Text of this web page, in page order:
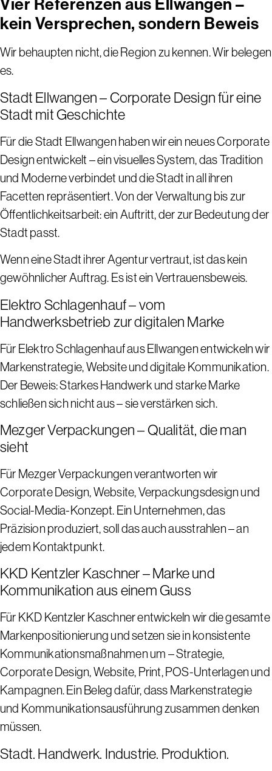
Vier Referenzen aus Ellwangen –
kein Versprechen, sondern Beweis
Wir behaupten nicht, die Region zu kennen. Wir belegen
es.
Stadt Ellwangen – Corporate Design für eine
Stadt mit Geschichte
Für die Stadt Ellwangen haben wir ein neues Corporate
Design entwickelt – ein visuelles System, das Tradition
und Moderne verbindet und die Stadt in all ihren
Facetten repräsentiert. Von der Verwaltung bis zur
Öffentlichkeitsarbeit: ein Auftritt, der zur Bedeutung der
Stadt passt.
Wenn eine Stadt ihrer Agentur vertraut, ist das kein
gewöhnlicher Auftrag. Es ist ein Vertrauensbeweis.
Elektro Schlagenhauf – vom
Handwerksbetrieb zur digitalen Marke
Für Elektro Schlagenhauf aus Ellwangen entwickeln wir
Markenstrategie, Website und digitale Kommunikation.
Der Beweis: Starkes Handwerk und starke Marke
schließen sich nicht aus – sie verstärken sich.
Mezger Verpackungen – Qualität, die man
sieht
Für Mezger Verpackungen verantworten wir
Corporate Design, Website, Verpackungsdesign und
Social-Media-Konzept. Ein Unternehmen, das
Präzision produziert, soll das auch ausstrahlen – an
jedem Kontaktpunkt.
KKD Kentzler Kaschner – Marke und
Kommunikation aus einem Guss
Für KKD Kentzler Kaschner entwickeln wir die gesamte
Markenpositionierung und setzen sie in konsistente
Kommunikationsmaßnahmen um – Strategie,
Corporate Design, Website, Print, POS-Unterlagen und
Kampagnen. Ein Beleg dafür, dass Markenstrategie
und Kommunikationsausführung zusammen denken
müssen.
Stadt. Handwerk. Industrie. Produktion.